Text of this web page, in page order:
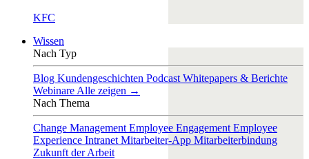
KFC
Wissen
Nach Typ
Blog Kundengeschichten Podcast Whitepapers & Berichte
Webinare Alle zeigen →
Nach Thema
Change Management Employee Engagement Employee
Experience Intranet Mitarbeiter-App Mitarbeiterbindung
Zukunft der Arbeit